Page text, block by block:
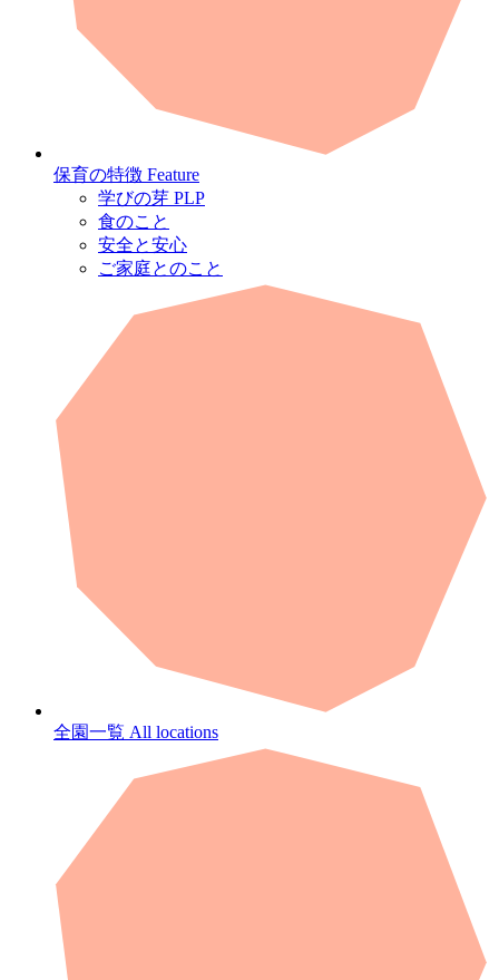
保育の特徴 Feature
学びの芽 PLP
食のこと
安全と安心
ご家庭とのこと
全園一覧 All locations